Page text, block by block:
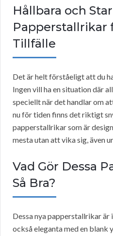
Hållbara och
Papperstallrikar
Tillfälle
Det är helt förståeligt att du
Ingen vill ha en situation där
speciellt när det handlar om
nu för tiden finns det riktigt
papperstallrikar som är
mesta utan att vika sig, även
Vad Gör Dessa
Så Bra?
Dessa nya papperstallrikar är
också eleganta med en